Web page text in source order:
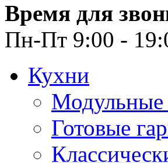
Время для
Пн-Пт 9:00 -
Кухни
Модульные
Готовые